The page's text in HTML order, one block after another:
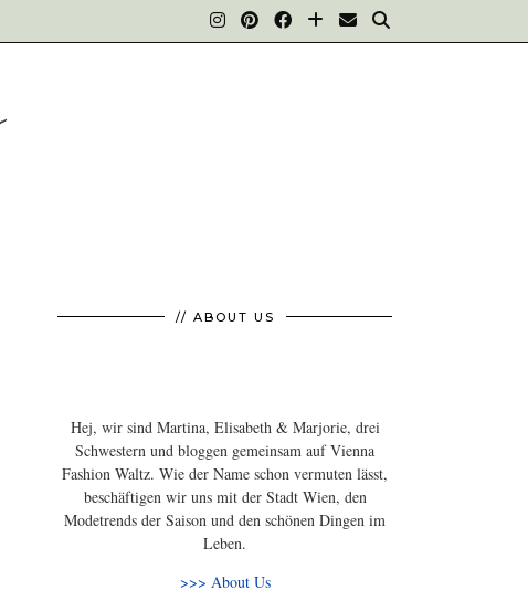
// ABOUT US
Hej, wir sind Martina, Elisabeth & Marjorie, drei
Schwestern und bloggen gemeinsam auf Vienna
Fashion Waltz. Wie der Name schon vermuten lässt,
beschäftigen wir uns mit der Stadt Wien, den
Modetrends der Saison und den schönen Dingen im
Leben.
>>> About Us